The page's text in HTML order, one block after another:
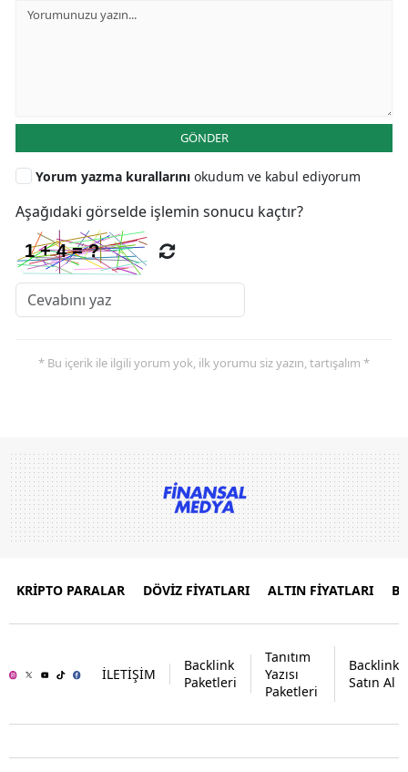
GÖNDER
Yorum yazma kurallarını okudum ve kabul ediyorum
Aşağıdaki görselde işlemin sonucu kaçtır?
* Bu içerik ile ilgili yorum yok, ilk yorumu siz yazın, tartışalım *
KRİPTO PARALAR DÖVİZ FİYATLARI ALTIN FİYATLARI
İLETİŞİM
Backlink
Paketleri
Tanıtım
Yazısı
Paketleri
Backlink
Satın Al